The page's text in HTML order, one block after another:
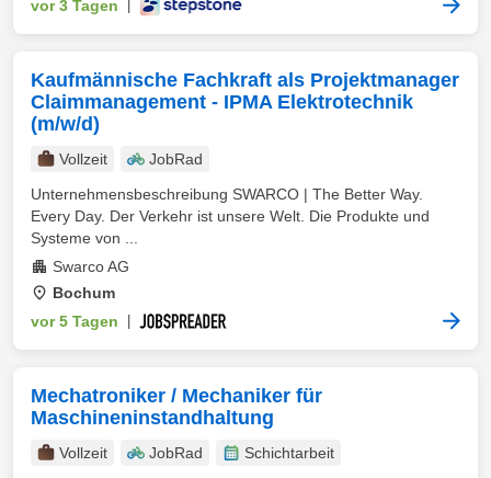
vor 3 Tagen
Kaufmännische Fachkraft als Projektmanager
Claimmanagement - IPMA Elektrotechnik
(m/w/d)
Vollzeit
JobRad
Unternehmensbeschreibung SWARCO | The Better Way.
Every Day. Der Verkehr ist unsere Welt. Die Produkte und
Systeme von ...
Swarco AG
Bochum
vor 5 Tagen
Mechatroniker / Mechaniker für
Maschineninstandhaltung
Vollzeit JobRad
Schichtarbeit